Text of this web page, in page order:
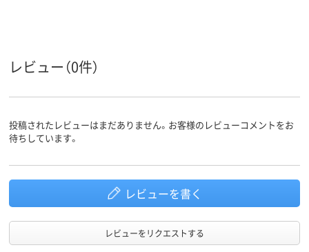
低密度ポリエチレ
ン、LDPE（ツルツル
エチレン、LDPE（ツ
LDPE（ツルツルタイ
エチレン、
アスクル
レビュー（0件）
投稿されたレビューはまだありません。お客様のレビューコメントをお
待ちしています。
レビューを書く
レビューをリクエストする